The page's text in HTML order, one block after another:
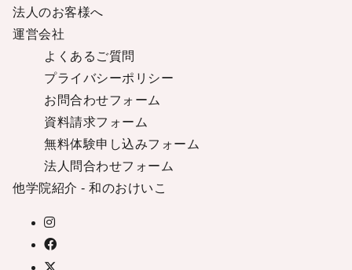
法人のお客様へ
運営会社
よくあるご質問
プライバシーポリシー
お問合わせフォーム
資料請求フォーム
無料体験申し込みフォーム
法人問合わせフォーム
他学院紹介 - 和のおけいこ